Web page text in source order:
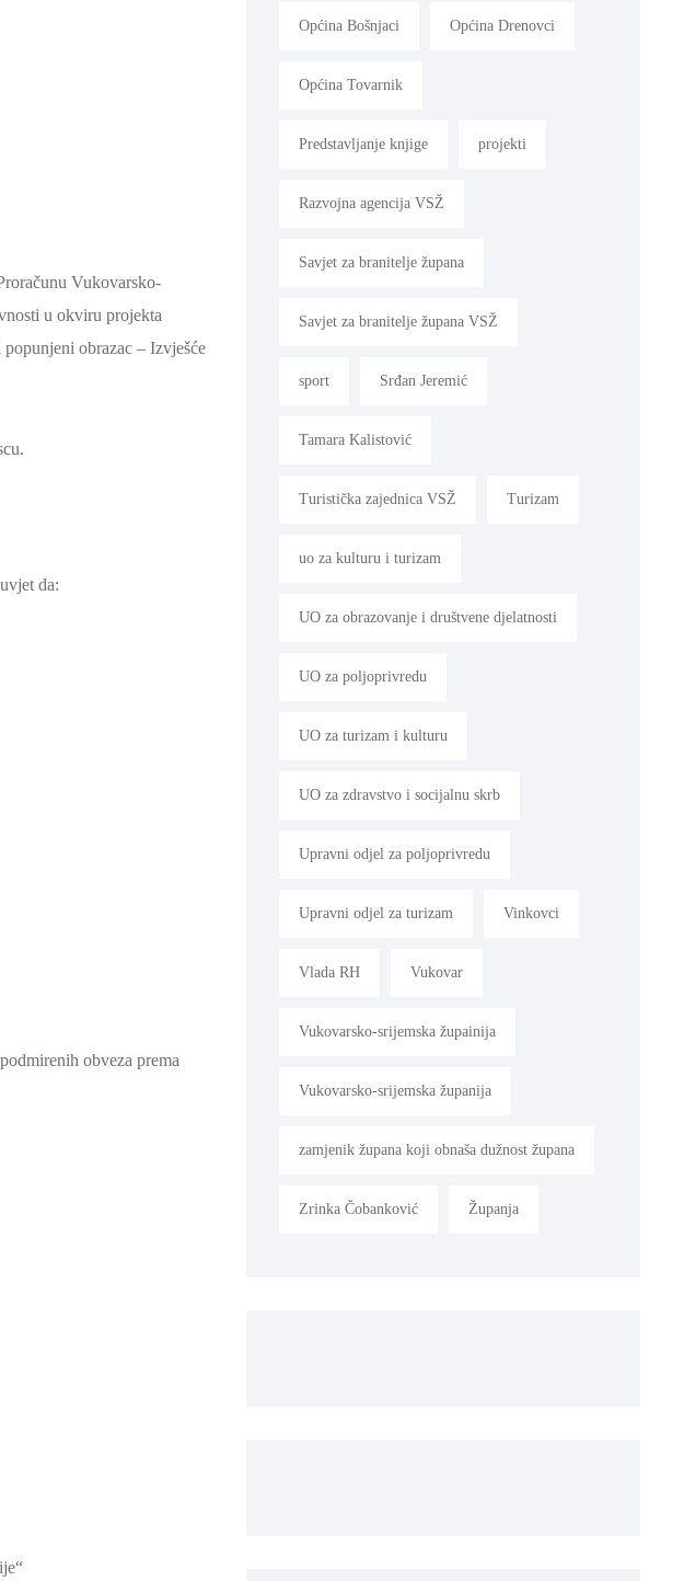
Vukovarsko-
u okviru projekta
obrazac – Izvješće
da:
obveza prema
Općina Bošnjaci Općina Drenovci
Općina Tovarnik
Predstavljanje knjige projekti
Razvojna agencija VSŽ
Savjet za branitelje župana
Savjet za branitelje župana VSŽ
sport Srđan Jeremić
Tamara Kalistović
Turistička zajednica VSŽ Turizam
uo za kulturu i turizam
UO za obrazovanje i društvene djelatnosti
UO za poljoprivredu
UO za turizam i kulturu
UO za zdravstvo i socijalnu skrb
Upravni odjel za poljoprivredu
Upravni odjel za turizam Vinkovci
Vlada RH Vukovar
Vukovarsko-srijemska župainija
Vukovarsko-srijemska županija
zamjenik župana koji obnaša dužnost župana
Zrinka Čobanković Županja